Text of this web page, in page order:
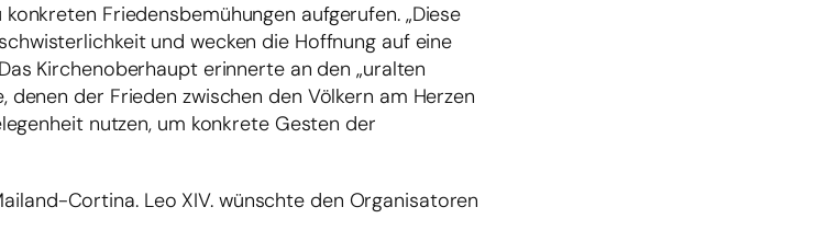
Friedensbemühungen aufgerufen. „Diese
und wecken die Hoffnung auf eine
Kirchenoberhaupt erinnerte an den „uralten
denen der Frieden zwischen den Völkern am Herzen
nutzen, um konkrete Gesten der
Cortina. Leo XIV. wünschte den Organisatoren